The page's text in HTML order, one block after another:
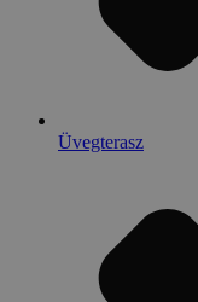
Üvegterasz